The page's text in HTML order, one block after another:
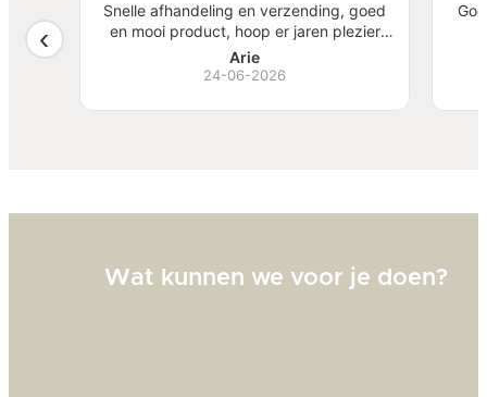
mooi
Snelle afhandeling en verzending, goed
en mooi product, hoop er jaren plezier
van te hebben.
Arie
24-06-2026
Wat kunnen we voor je doen?